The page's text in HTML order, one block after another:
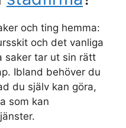
och ting hemma:
och det vanliga
saker tar ut sin rätt
Ibland behöver du
du själv kan göra,
som kan